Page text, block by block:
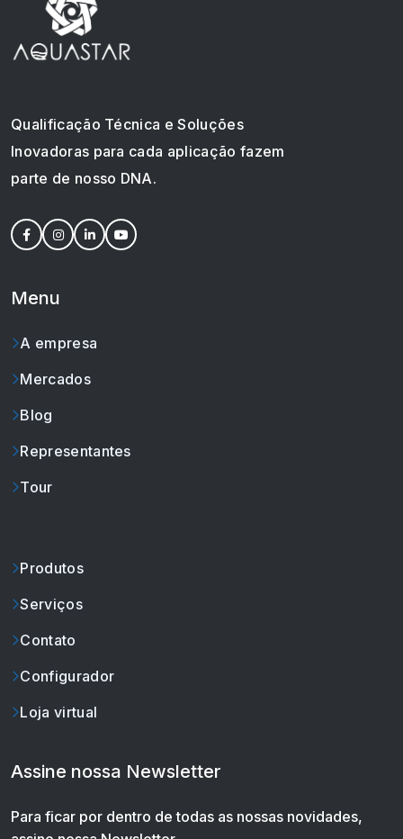
Qualificação Técnica e Soluções
Inovadoras para cada aplicação fazem
parte de nosso DNA.
Menu
A empresa
Mercados
Blog
Representantes
Tour
Produtos
Serviços
Contato
Configurador
Loja virtual
Assine nossa Newsletter
Para ficar por dentro de todas as nossas novidades,